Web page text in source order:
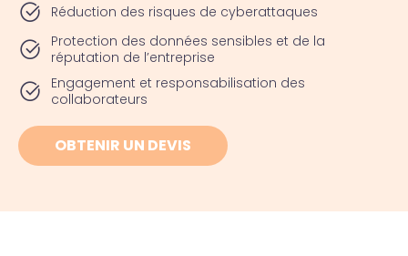
Réduction des risques de cyberattaques
Protection des données sensibles et de la
réputation de l’entreprise
Engagement et responsabilisation des
collaborateurs
OBTENIR UN DEVIS